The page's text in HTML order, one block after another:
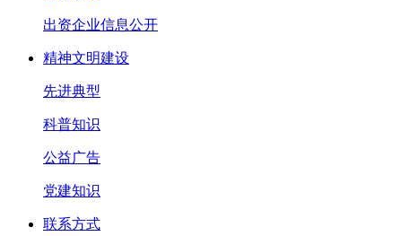
出资企业信息公开
精神文明建设
先进典型
科普知识
公益广告
党建知识
联系方式